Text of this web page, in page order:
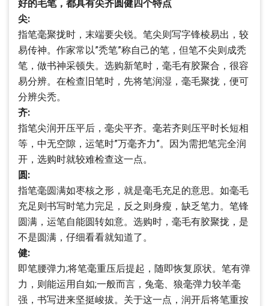
好的毛笔，都具有尖齐圆健四个特点
尖:
指笔毫聚拢时，末端要尖锐。笔尖则写字锋棱易出，较
易传神。作家常以”秃笔”称自己的笔，但笔不尖则成秃
笔，做书神采顿失。选购新笔时，毫毛有胶聚合，很容
易分辨。在检查旧笔时，先将笔润湿，毫毛聚拢，便可
分辨尖秃。
齐:
指笔尖润开压平后，毫尖平齐。毫若齐则压平时长短相
等，中无空隙，运笔时”万毫齐力”。因为需把笔完全润
开，选购时就较难检查这一点。
圆:
指笔毫圆满如枣核之形，就是毫毛充足的意思。如毫毛
充足则书写时笔力完足，反之则身瘦，缺乏笔力。笔锋
圆满，运笔自能圆转如意。选购时，毫毛有胶聚拢，是
不是圆满，仔细看看就知道了。
健:
即笔腰弹力;将笔毫重压后提起，随即恢复原状。笔有弹
力，则能运用自如;一般而言，兔毫、狼毫弹力较羊毫
强，书写进来坚挺峻拔。关于这一点，润开后将笔重按